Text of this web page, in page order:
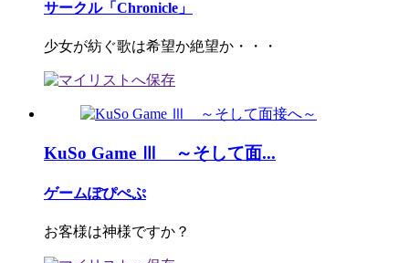
サークル「Chronicle」
少女が紡ぐ歌は希望か絶望か・・・
KuSo Game Ⅲ ～そして面...
ゲームぽぴぺぷ
お客様は神様ですか？